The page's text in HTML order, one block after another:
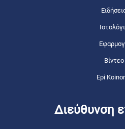
Βίντεο
Epi
Διεύθυνση